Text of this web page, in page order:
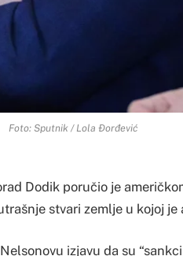
Foto: Sputnik / Lola Đorđević
Dodik poručio je
stvari zemlje u kojoj je
izjavu da su